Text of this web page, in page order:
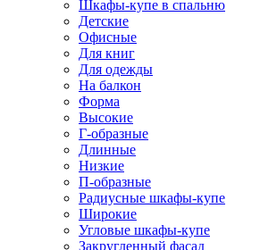
Шкафы-купе в спальню
Детские
Офисные
Для книг
Для одежды
На балкон
Форма
Высокие
Г-образные
Длинные
Низкие
П-образные
Радиусные шкафы-купе
Широкие
Угловые шкафы-купе
Закругленный фасад